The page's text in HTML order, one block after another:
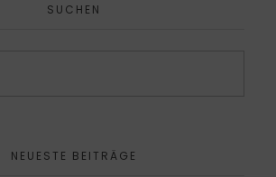
SUCHEN
NEUESTE BEITRÄGE